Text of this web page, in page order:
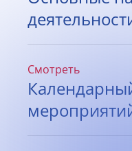
Смотреть